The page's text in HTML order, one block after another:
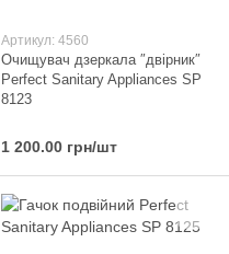
Артикул: 4560
Очищувач дзеркала ″двірник″
Perfect Sanitary Appliances SP
8123
1 200.00 грн/шт